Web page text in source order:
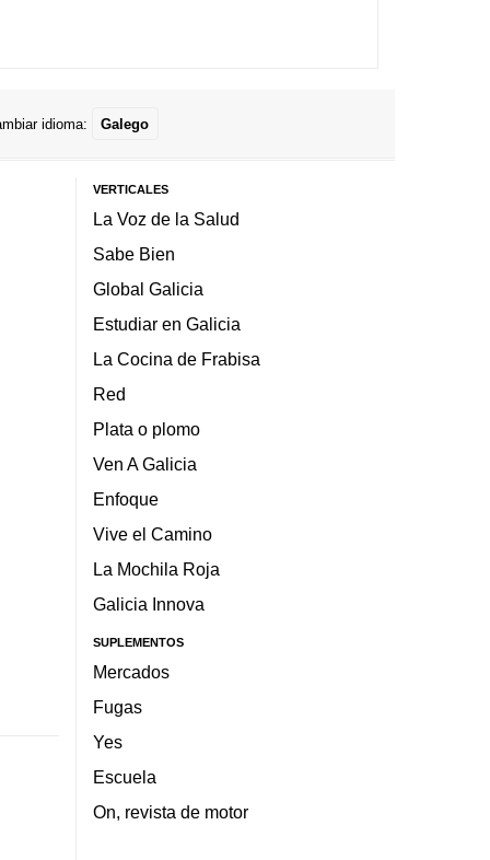
idioma: Galego
VERTICALES
La Voz de la Salud
Sabe Bien
Global Galicia
Estudiar en Galicia
La Cocina de Frabisa
Red
Plata o plomo
Ven A Galicia
Enfoque
Vive el Camino
La Mochila Roja
Galicia Innova
SUPLEMENTOS
Mercados
Fugas
Yes
Escuela
On, revista de motor